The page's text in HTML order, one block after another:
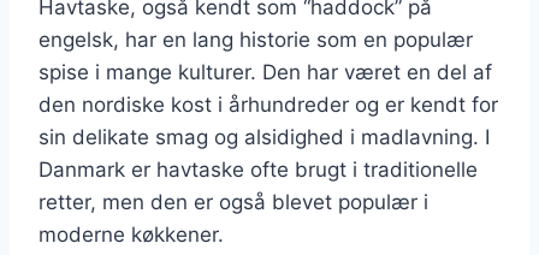
Havtaske, også kendt som “haddock” på
engelsk, har en lang historie som en populær
spise i mange kulturer. Den har været en del af
den nordiske kost i århundreder og er kendt for
sin delikate smag og alsidighed i madlavning. I
Danmark er havtaske ofte brugt i traditionelle
retter, men den er også blevet populær i
moderne køkkener.